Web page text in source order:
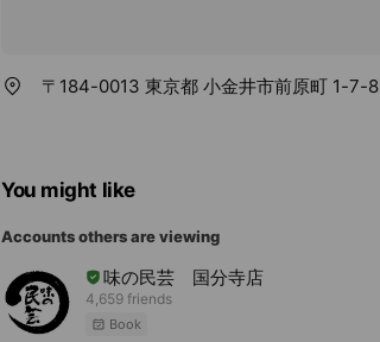
〒184-0013 東京都 小金井市前原町 1-7-8
You might like
Accounts others are viewing
味の民芸 国分寺店
4,659 friends
Book